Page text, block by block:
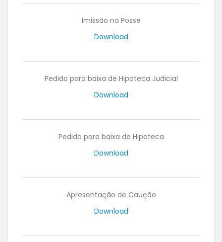
Imissão na Posse
Download
Pedido para baixa de Hipoteca Judicial
Download
Pedido para baixa de Hipoteca
Download
Apresentação de Caução
Download